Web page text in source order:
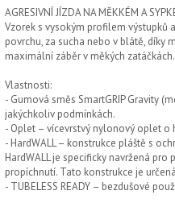
AGRESIVNÍ JÍZDA NA MĚKKÉM A
Vzorek s vysokým profilem výstupků
povrchu, za sucha nebo v blátě, díky
maximální záběr v měkých
Vlastnosti:
- Gumová směs SmartGRIP Gravity
jakýchkoliv podmínkách.
- Oplet – vícevrstvý nylonový oplet
- HardWALL – konstrukce pláště s
HardWALL je specificky navržená
propíchnutí. Tato konstrukce je
- TUBELESS READY – bezdušové